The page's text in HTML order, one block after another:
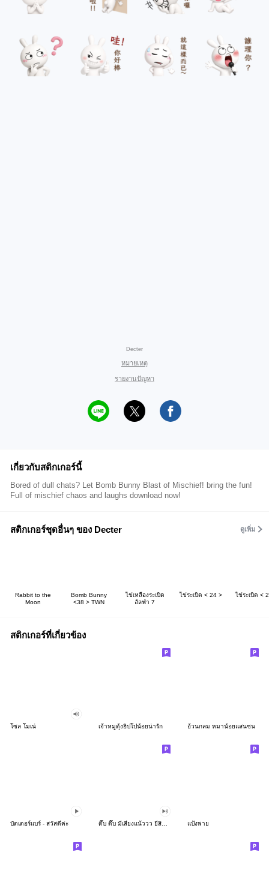
Decter
หมายเหตุ
รายงานปัญหา
เกี่ยวกับสติกเกอร์นี้
Bored of dull chats? Let Bomb Bunny Blast of Mischief! bring the fun!
Full of mischief chaos and laughs download now!
สติกเกอร์ชุดอื่นๆ ของ Decter ดูเพิ่ม
Rabbit to the
Moon
Bomb Bunny
<38 > TWN
ไข่เหลืองระเบิด
อัลฟ่า 7
ไข่ระเบิด < 24 > ไข่ระเบิด <
สติกเกอร์ที่เกี่ยวข้อง
โซล โมเน่ เจ้าหมูดุ้งฮิปโปน้อยน่ารัก อ้วนกลม หมาน้อยแสนซน
บัตเตอร์แบร์ - สวัสดีค่ะ แป้งพาย